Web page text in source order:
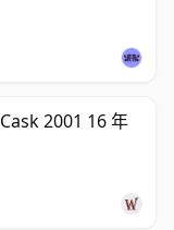
2001 16 年